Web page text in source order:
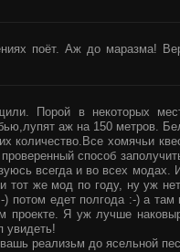
поёт. Аж до маразма!
Порой в некоторых
аж на 150 метров.
количество.Все хомячьи
способ
всегда и во всех модах.
тот же мод по году, ну уж
потом едет полгода :-) а
проекте. Я уж лучше
увидеть!
реализьм до ясельной